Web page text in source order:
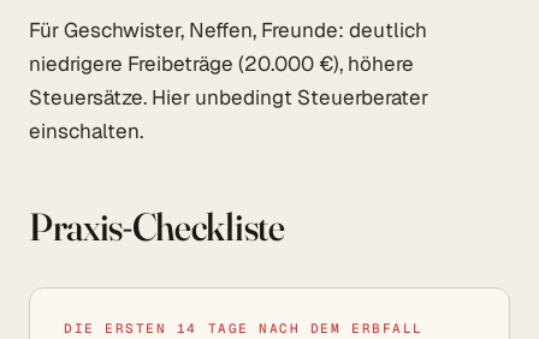
Für Geschwister, Neffen, Freunde: deutlich
niedrigere Freibeträge (20.000 €), höhere
Steuersätze. Hier unbedingt Steuerberater
einschalten.
Praxis-Checkliste
DIE ERSTEN 14 TAGE NACH DEM ERBFALL